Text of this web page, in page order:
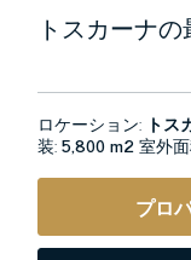
トスカーナ
ロケーション: トス
装:5,800 m2室外
プロ